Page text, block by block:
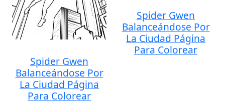
Spider Gwen
Balanceándose Por
La Ciudad Página
Para Colorear
Spider Gwen
Balanceándose Por
La Ciudad Página
Para Colorear